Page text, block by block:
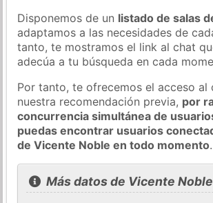
Disponemos de un listado de salas
adaptamos a las necesidades de
tanto, te mostramos el link al chat
adecúa a tu búsqueda en cada
Por tanto, te ofrecemos el acceso al
nuestra recomendación previa, por
concurrencia simultánea de
puedas encontrar usuarios
de Vicente Noble en todo momento.
Más datos de Vicente Noble